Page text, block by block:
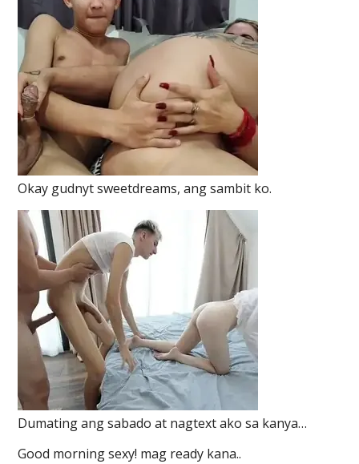
Okay gudnyt sweetdreams, ang sambit ko.
Dumating ang sabado at nagtext ako sa kanya…
Good morning sexy! mag ready kana..